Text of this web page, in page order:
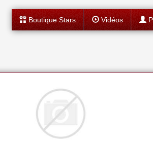
Boutique Stars Vidéos